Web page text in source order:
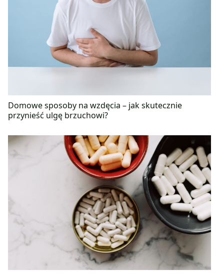
Domowe sposoby na wzdęcia – jak skutecznie
przynieść ulgę brzuchowi?